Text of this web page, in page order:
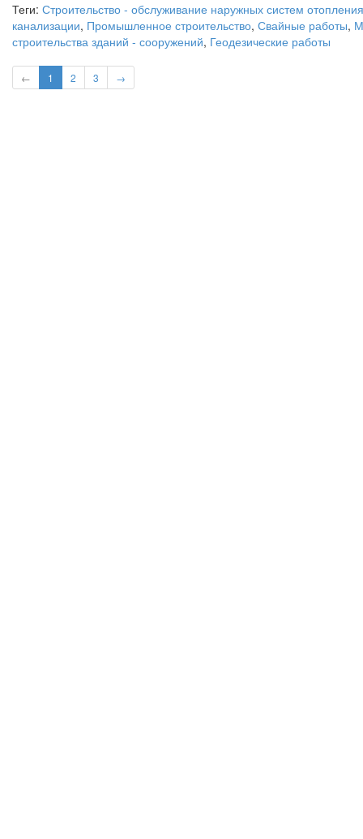
Теги: Строительство - обслуживание наружных систем
канализации, Промышленное строительство, Свайные работы,
строительства зданий - сооружений, Геодезические работы
← 1 2 3 →